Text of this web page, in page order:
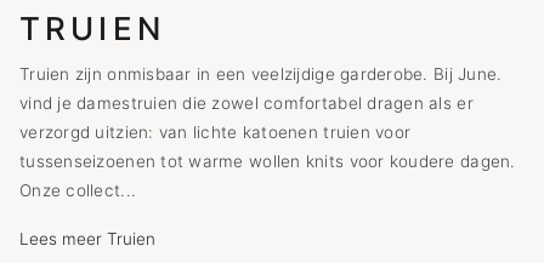
TRUIEN
Truien zijn onmisbaar in een veelzijdige garderobe. Bij June.
vind je damestruien die zowel comfortabel dragen als er
verzorgd uitzien: van lichte katoenen truien voor
tussenseizoenen tot warme wollen knits voor koudere dagen.
Onze collect...
Lees meer Truien